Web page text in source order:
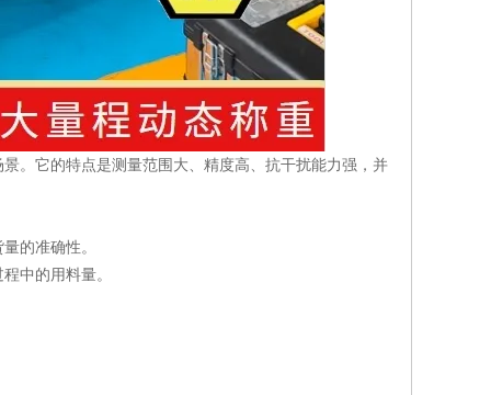
。它的特点是测量范围大、精度高、抗干扰能力强，并
的准确性。
中的用料量。